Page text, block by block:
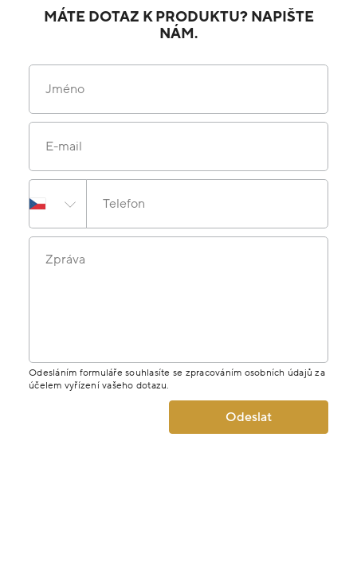
MÁTE DOTAZ K PRODUKTU? NAPIŠTE
NÁM.
Jméno
E-mail
Telefon
Zpráva
Odesláním formuláře souhlasíte se zpracováním osobních údajů za
účelem vyřízení vašeho dotazu.
Odeslat